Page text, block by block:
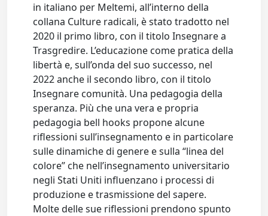
in italiano per Meltemi, all’interno della
collana Culture radicali, è stato tradotto nel
2020 il primo libro, con il titolo Insegnare a
Trasgredire. L’educazione come pratica della
libertà e, sull’onda del suo successo, nel
2022 anche il secondo libro, con il titolo
Insegnare comunità. Una pedagogia della
speranza. Più che una vera e propria
pedagogia bell hooks propone alcune
riflessioni sull’insegnamento e in particolare
sulle dinamiche di genere e sulla “linea del
colore” che nell’insegnamento universitario
negli Stati Uniti influenzano i processi di
produzione e trasmissione del sapere.
Molte delle sue riflessioni prendono spunto